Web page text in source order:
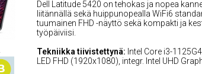
Dell Latitude 5420 on tehokas ja nopea
liitännällä sekä huippunopealla WiFi6
tuumainen FHD -näyttö sekä kompakti ja
työpäiviisi.
Tekniikka tiivistettynä: Intel Core i3-
LED FHD (1920x1080), integr. Intel UHD